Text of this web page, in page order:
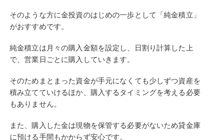
そのような方に金投資のはじめの一歩として「純金積立」
がおすすめです。
純金積立は月々の購入金額を設定し、日割り計算した上
で、営業日ごとに購入していきます。
そのためまとまった資金が手元になくても少しずつ資産を
積み立てていけるほか、購入するタイミングを考える必要
もありません。
また、購入した金は現物を保管する必要がないため貸金庫
に預ける手間もかからず安心です。